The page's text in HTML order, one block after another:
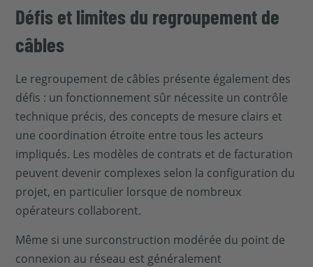
Défis et limites du regroupement de
câbles
Le regroupement de câbles présente également des
défis : un fonctionnement sûr nécessite un contrôle
technique précis, des concepts de mesure clairs et
une coordination étroite entre tous les acteurs
impliqués. Les modèles de contrats et de facturation
peuvent devenir complexes selon la configuration du
projet, en particulier lorsque de nombreux
opérateurs collaborent.
Même si une surconstruction modérée du point de
connexion au réseau est généralement